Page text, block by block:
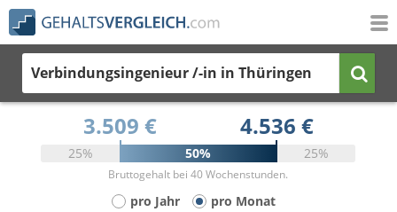
Verbindungsingenieur /-in in Thüringen
3.509 € 4.536 €
25% 50% 25%
Bruttogehalt bei 40 Wochenstunden.
pro Jahr pro Monat